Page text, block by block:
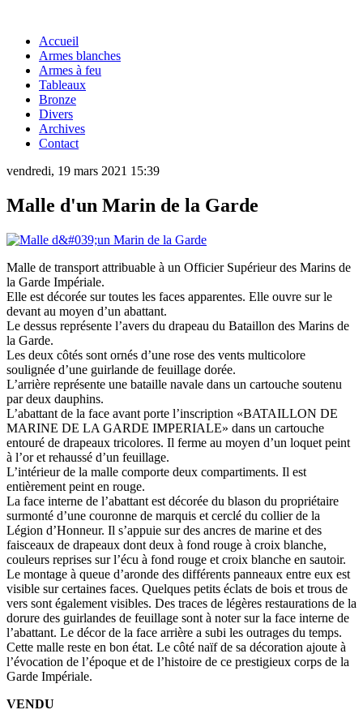
Accueil
Armes blanches
Armes à feu
Tableaux
Bronze
Divers
Archives
Contact
vendredi, 19 mars 2021 15:39
Malle d'un Marin de la Garde
Malle de transport attribuable à un Officier Supérieur des Marins de
la Garde Impériale.
Elle est décorée sur toutes les faces apparentes. Elle ouvre sur le
devant au moyen d’un abattant.
Le dessus représente l’avers du drapeau du Bataillon des Marins de
la Garde.
Les deux côtés sont ornés d’une rose des vents multicolore
soulignée d’une guirlande de feuillage dorée.
L’arrière représente une bataille navale dans un cartouche soutenu
par deux dauphins.
L’abattant de la face avant porte l’inscription «BATAILLON DE
MARINE DE LA GARDE IMPERIALE» dans un cartouche
entouré de drapeaux tricolores. Il ferme au moyen d’un loquet peint
à l’or et rehaussé d’un feuillage.
L’intérieur de la malle comporte deux compartiments. Il est
entièrement peint en rouge.
La face interne de l’abattant est décorée du blason du propriétaire
surmonté d’une couronne de marquis et cerclé du collier de la
Légion d’Honneur. Il s’appuie sur des ancres de marine et des
faisceaux de drapeaux dont deux à fond rouge à croix blanche,
couleurs reprises sur l’écu à fond rouge et croix blanche en sautoir.
Le montage à queue d’aronde des différents panneaux entre eux est
visible sur certaines faces. Quelques petits éclats de bois et trous de
vers sont également visibles. Des traces de légères restaurations de la
dorure des guirlandes de feuillage sont à noter sur la face interne de
l’abattant. Le décor de la face arrière a subi les outrages du temps.
Cette malle reste en bon état. Le côté naïf de sa décoration ajoute à
l’évocation de l’époque et de l’histoire de ce prestigieux corps de la
Garde Impériale.
VENDU